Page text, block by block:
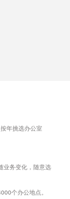
年挑选办公室
业务变化，随意选
个办公地点。